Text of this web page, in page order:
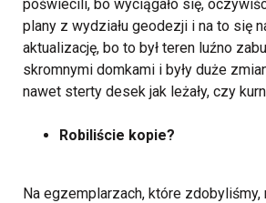
poświecili, bo wyciągało się,
plany z wydziału geodezji i na to się
aktualizację, bo to był teren luźno
skromnymi domkami i były duże
nawet sterty desek jak leżały, czy
Robiliście kopie?
Na egzemplarzach, które zdobyliśmy,